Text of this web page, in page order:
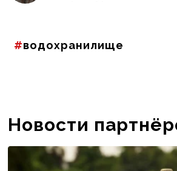
водохранилище
Новости